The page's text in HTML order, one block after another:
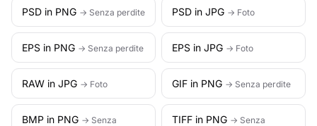
PSD in PNG → Senza perdite PSD in JPG → Foto
EPS in PNG → Senza perdite EPS in JPG → Foto
RAW in JPG → Foto GIF in PNG → Senza perdite
BMP in PNG → Senza
TIFF in PNG → Senza